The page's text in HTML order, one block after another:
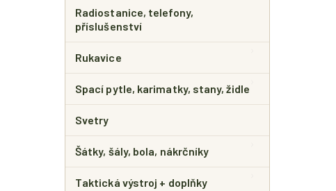
Radiostanice, telefony,
příslušenství
Rukavice
Spací pytle, karimatky, stany, židle
Svetry
Šátky, šály, bola, nákrčníky
Taktická výstroj + doplňky